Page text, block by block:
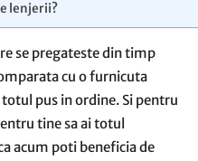
lenjerii?
se pregateste din timp
cu o furnicuta
pus in ordine. Si pentru
tine sa ai totul
acum poti beneficia de